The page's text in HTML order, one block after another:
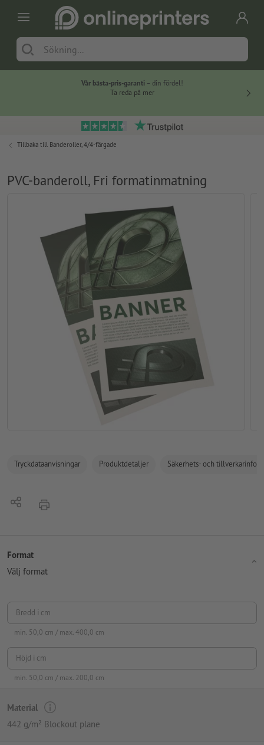
Vår bästa-pris-garanti – din fördel!
Ta reda på mer
Tillbaka till Banderoller, 4/4-färgade
PVC-banderoll, Fri formatinmatning
Tryckdataanvisningar Produktdetaljer Säkerhets- och
Dela erbjudande
Format
Välj format
Bredd i cm
min. 50,0 cm / max. 400,0 cm
Höjd i cm
min. 50,0 cm / max. 200,0 cm
Material
442 g/m² Blockout plane